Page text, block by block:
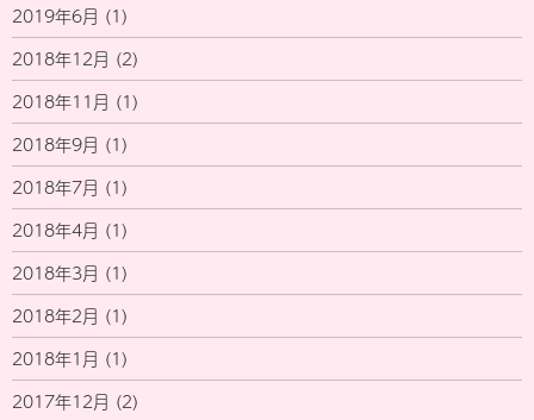
2019年6月 (1)
2018年12月 (2)
2018年11月 (1)
2018年9月 (1)
2018年7月 (1)
2018年4月 (1)
2018年3月 (1)
2018年2月 (1)
2018年1月 (1)
2017年12月 (2)